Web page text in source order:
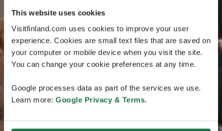
This website uses cookies
Visitfinland.com uses cookies to improve your user
experience. Cookies are small text files that are saved on
your computer or mobile device when you visit the site.
You can change your cookie preferences at any time.
Google processes data as part of the services we use.
Learn more: Google Privacy & Terms.